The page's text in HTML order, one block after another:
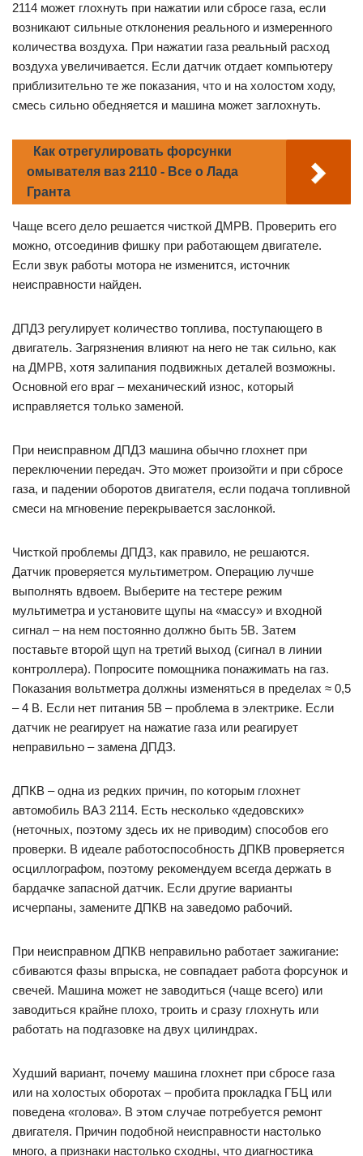
2114 может глохнуть при нажатии или сбросе газа, если
возникают сильные отклонения реального и измеренного
количества воздуха. При нажатии газа реальный расход
воздуха увеличивается. Если датчик отдает компьютеру
приблизительно те же показания, что и на холостом ходу,
смесь сильно обедняется и машина может заглохнуть.
Как отрегулировать форсунки
омывателя ваз 2110 - Все о Лада
Гранта
Чаще всего дело решается чисткой ДМРВ. Проверить его
можно, отсоединив фишку при работающем двигателе.
Если звук работы мотора не изменится, источник
неисправности найден.
ДПДЗ регулирует количество топлива, поступающего в
двигатель. Загрязнения влияют на него не так сильно, как
на ДМРВ, хотя залипания подвижных деталей возможны.
Основной его враг – механический износ, который
исправляется только заменой.
При неисправном ДПДЗ машина обычно глохнет при
переключении передач. Это может произойти и при сбросе
газа, и падении оборотов двигателя, если подача топливной
смеси на мгновение перекрывается заслонкой.
Чисткой проблемы ДПДЗ, как правило, не решаются.
Датчик проверяется мультиметром. Операцию лучше
выполнять вдвоем. Выберите на тестере режим
мультиметра и установите щупы на «массу» и входной
сигнал – на нем постоянно должно быть 5В. Затем
поставьте второй щуп на третий выход (сигнал в линии
контроллера). Попросите помощника понажимать на газ.
Показания вольтметра должны изменяться в пределах ≈ 0,5
– 4 В. Если нет питания 5В – проблема в электрике. Если
датчик не реагирует на нажатие газа или реагирует
неправильно – замена ДПДЗ.
ДПКВ – одна из редких причин, по которым глохнет
автомобиль ВАЗ 2114. Есть несколько «дедовских»
(неточных, поэтому здесь их не приводим) способов его
проверки. В идеале работоспособность ДПКВ проверяется
осциллографом, поэтому рекомендуем всегда держать в
бардачке запасной датчик. Если другие варианты
исчерпаны, замените ДПКВ на заведомо рабочий.
При неисправном ДПКВ неправильно работает зажигание:
сбиваются фазы впрыска, не совпадает работа форсунок и
свечей. Машина может не заводиться (чаще всего) или
заводиться крайне плохо, троить и сразу глохнуть или
работать на подгазовке на двух цилиндрах.
Худший вариант, почему машина глохнет при сбросе газа
или на холостых оборотах – пробита прокладка ГБЦ или
поведена «голова». В этом случае потребуется ремонт
двигателя. Причин подобной неисправности настолько
много, а признаки настолько сходны, что диагностика